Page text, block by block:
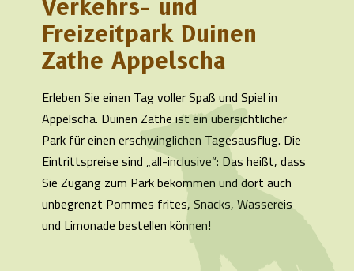
Verkehrs- und
Freizeitpark Duinen
Zathe Appelscha
Erleben Sie einen Tag voller Spaß und Spiel in
Appelscha. Duinen Zathe ist ein übersichtlicher
Park für einen erschwinglichen Tagesausflug. Die
Eintrittspreise sind „all-inclusive“: Das heißt, dass
Sie Zugang zum Park bekommen und dort auch
unbegrenzt Pommes frites, Snacks, Wassereis
und Limonade bestellen können!